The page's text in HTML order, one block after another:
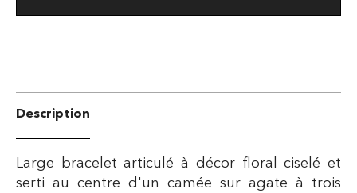
Description
Large bracelet articulé à décor floral ciselé et
serti au centre d'un camée sur agate à trois